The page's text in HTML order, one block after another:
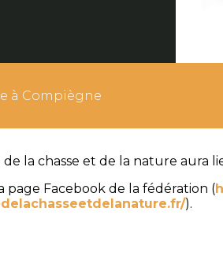
à Compiègne
la chasse et de la nature aura
page Facebook de la fédération (
).